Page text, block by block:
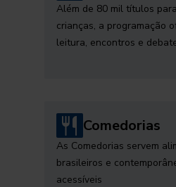
Além de 80 mil títulos
crianças, a programação
leitura, encontros e
Comedorias
As Comedorias servem
brasileiros e
acessíveis